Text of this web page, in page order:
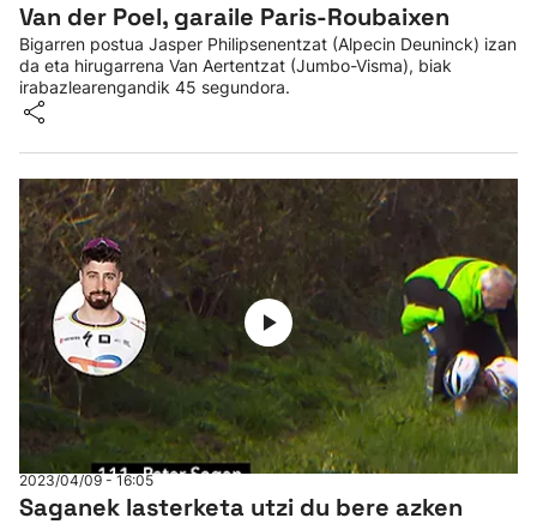
Van der Poel, garaile Paris-Roubaixen
Bigarren postua Jasper Philipsenentzat (Alpecin Deuninck) izan
da eta hirugarrena Van Aertentzat (Jumbo-Visma), biak
irabazlearengandik 45 segundora.
2023/04/09 - 16:05
Saganek lasterketa utzi du bere azken